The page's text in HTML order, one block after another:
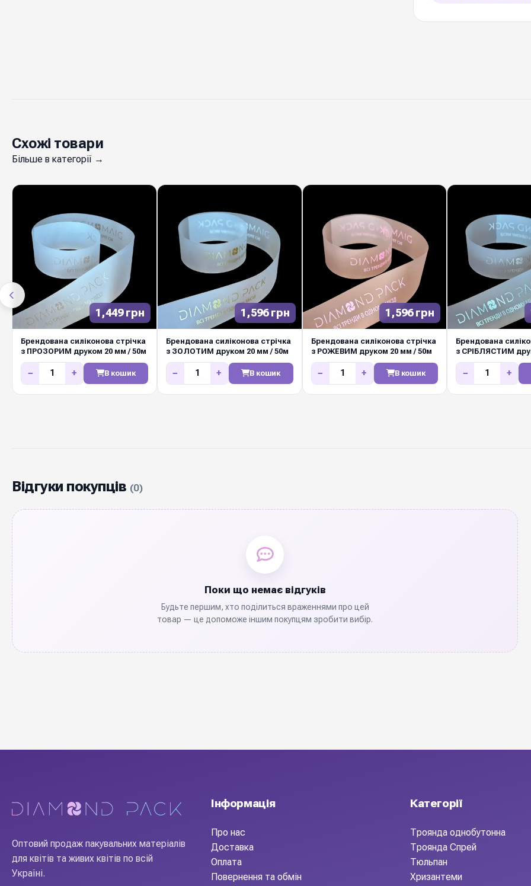
Доступні формати
Виробник
Матова силіконова
якого букета і
та міцне плетіння
використанні.
весільних оформлень
оптом у Diamond Pack
Україні.
Схожі товари
Більше в категорії →
1,449 грн
Брендована силіконова стрічка
з ПРОЗОРИМ друком 20 мм / 50м
− + В кошик
1,596 грн
Брендована силіконова стрічка
з ЗОЛОТИМ друком 20 мм / 50м
− + В кошик
1,596 грн
Брендована силіконова стрічка
з РОЖЕВИМ друком 20 мм / 50м
− + В кошик
Брендована
з СРІБЛЯСТИМ
50м
− +
Відгуки покупців (0)
Поки що немає відгуків
Будьте першим, хто поділиться враженнями про цей
товар — це допоможе іншим покупцям зробити вибір.
Оптовий продаж пакувальних матеріалів
для квітів та живих квітів по всій
Україні.
Інформація
Про нас
Доставка
Оплата
Повернення та обмін
Категорії
Троянда однобутонна
Троянда Спрей
Тюльпан
Хризантеми